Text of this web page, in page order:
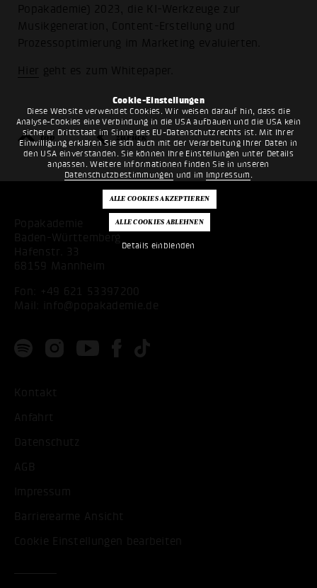
Cookie-Einstellungen
Diese Website verwendet Cookies. Wir weisen darauf hin, dass die
Analyse-Cookies eine Verbindung in die USA aufbauen und die USA kein
sicherer Drittstaat im Sinne des EU-Datenschutzrechts ist. Mit Ihrer
Einwilligung erklären Sie sich auch mit der Verarbeitung Ihrer Daten in
den USA einverstanden. Sie können Ihre Einstellungen unter Details
anpassen. Weitere Informationen finden Sie in unseren
Datenschutzbestimmungen und im Impressum .
Details einblenden
Popakademie) 2023, die KI-Werkzeuge zur
Musikgeneration, Content-Erstellung und
Prozessoptimierung im Marketing evaluierten.
Hier geht es zum Whitepaper.
top zurück
Popakademie
Baden-Württemberg
Hafenstr. 33
68159 Mannheim
Fon:
+49 621 53397200
Mail:
info@popakademie.de
Kontakt
Anfahrt
Datenschutz
AGB
Impressum
Barrierearme Ansicht
Cookie Einstellungen bearbeiten